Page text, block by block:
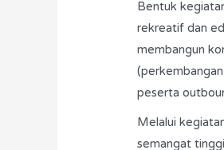
Bentuk
rekreatif dan
membangun
peserta
Melalui
semangat